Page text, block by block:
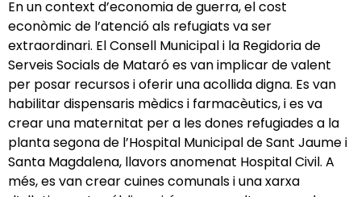
En un context d’economia de guerra, el cost
econòmic de l’atenció als refugiats va ser
extraordinari. El Consell Municipal i la Regidoria de
Serveis Socials de Mataró es van implicar de valent
per posar recursos i oferir una acollida digna. Es van
habilitar dispensaris mèdics i farmacèutics, i es va
crear una maternitat per a les dones refugiades a la
planta segona de l’Hospital Municipal de Sant Jaume i
Santa Magdalena, llavors anomenat Hospital Civil. A
més, es van crear cuines comunals i una xarxa